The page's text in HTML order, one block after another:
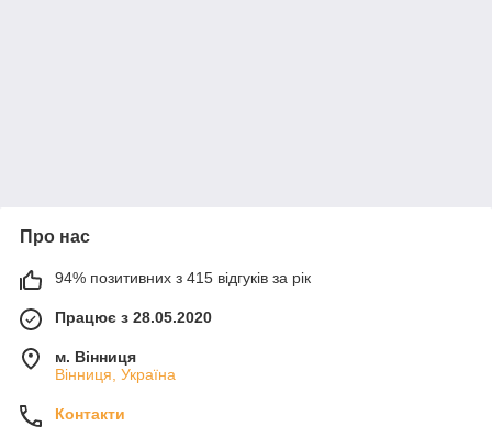
Про нас
94% позитивних з 415 відгуків за рік
Працює з 28.05.2020
м. Вінниця
Вінниця, Україна
Контакти